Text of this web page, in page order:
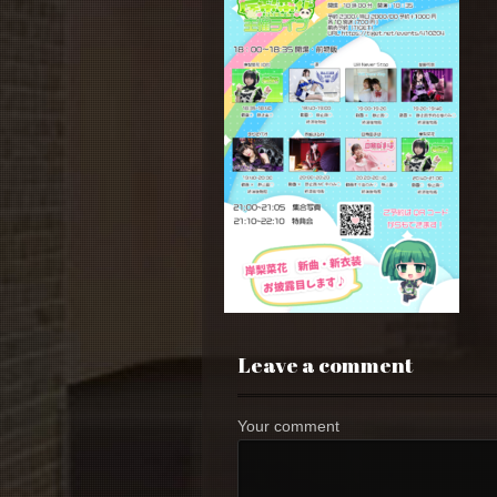
Leave a comment
Your comment